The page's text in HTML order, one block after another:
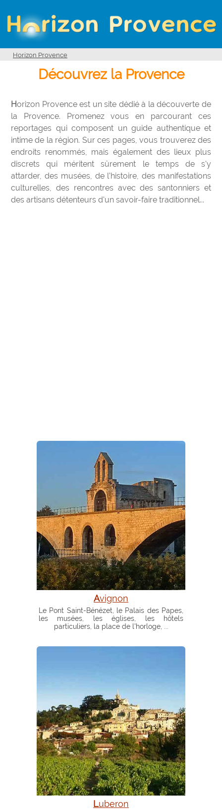
Horizon Provence
Découvrez la Provence
Horizon Provence est un site dédié à la découverte de
la Provence. Promenez vous en parcourant ces
reportages qui composent un guide authentique et
intime de la région. Sur ces pages, vous trouverez des
endroits renommés, mais également des lieux plus
discrets qui méritent sûrement le temps de s'y
attarder, des musées, de l'histoire, des manifestations
culturelles, des rencontres avec des santonniers et
des artisans détenteurs d'un savoir-faire traditionnel...
Avignon
Le Pont Saint-Bénézet, le Palais des Papes,
les musées, les églises, les hôtels
particuliers, la place de l'horloge, ...
Luberon